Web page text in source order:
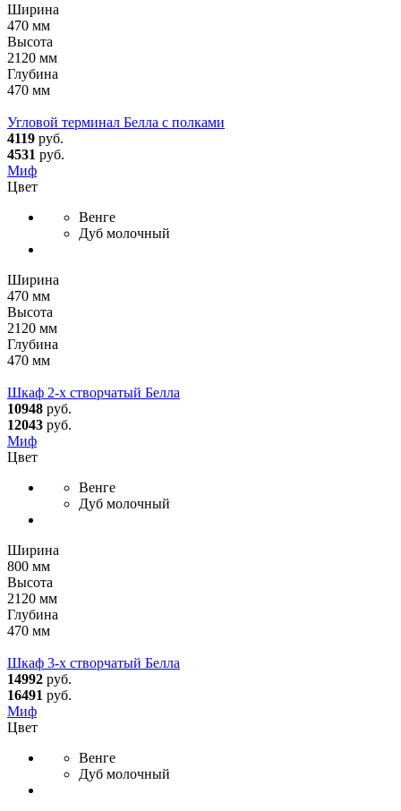
Ширина
470 мм
Высота
2120 мм
Глубина
470 мм
Угловой терминал Белла с полками
4119 руб.
4531 руб.
Миф
Цвет
Венге
Дуб молочный
Ширина
470 мм
Высота
2120 мм
Глубина
470 мм
Шкаф 2-х створчатый Белла
10948 руб.
12043 руб.
Миф
Цвет
Венге
Дуб молочный
Ширина
800 мм
Высота
2120 мм
Глубина
470 мм
Шкаф 3-х створчатый Белла
14992 руб.
16491 руб.
Миф
Цвет
Венге
Дуб молочный